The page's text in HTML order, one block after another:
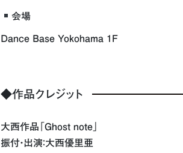
会場
Dance Base Yokohama 1F
◆作品クレジット
大西作品「Ghost note」
振付・出演：大西優里亜